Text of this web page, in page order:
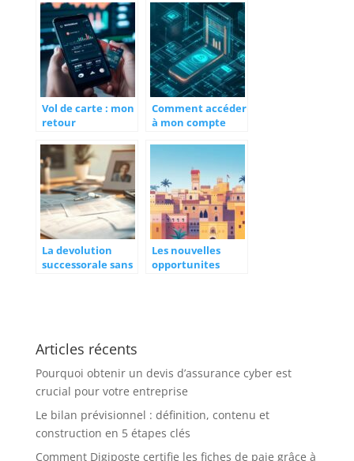
pour les
voyageurs
fréquents
vraies raisons
derrière les
blocages de
transferts
Vol de carte : mon
retour
faire opposition à
une carte
bancaire
Boursorama
Comment accéder
à mon compte
définitive ?
La devolution
successorale sans
Les nouvelles
opportunites
Articles récents
Pourquoi obtenir un devis d’assurance cyber est
crucial pour votre entreprise
Le bilan prévisionnel : définition, contenu et
construction en 5 étapes clés
Comment Digiposte certifie les fiches de paie grâce à